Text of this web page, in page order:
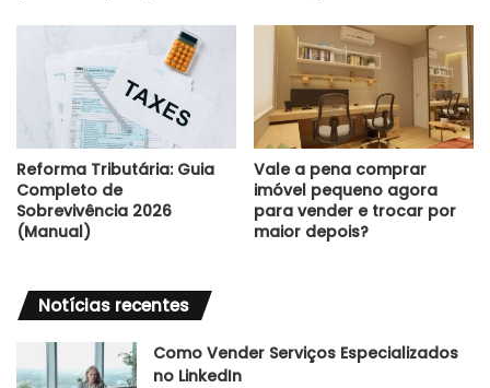
Reforma Tributária: Guia
Completo de
Sobrevivência 2026
(Manual)
Vale a pena comprar
imóvel pequeno agora
para vender e trocar por
maior depois?
Notícias recentes
Como Vender Serviços Especializados
no LinkedIn